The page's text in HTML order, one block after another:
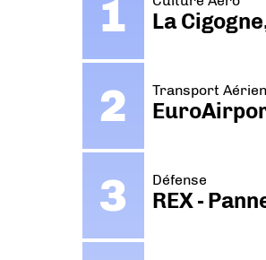
La
Transport Aérien
Défense
REX -